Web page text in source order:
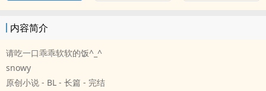
内容简介
请吃一口乖乖软软的饭^_^
snowy
原创小说 - BL - 长篇 - 完结